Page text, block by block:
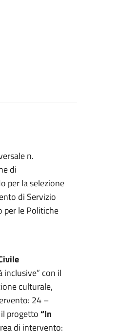
n.
di
per la selezione
di Servizio
per le Politiche
inclusive” con il
culturale,
24 –
progetto“In
di intervento: